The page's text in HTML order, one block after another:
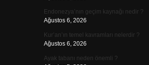
Endonezya’nın geçim kaynağı nedir ?
Ağustos 6, 2026
Kur’an’ın temel kavramları nelerdir ?
Ağustos 6, 2026
Ayak tabanı neden önemli ?